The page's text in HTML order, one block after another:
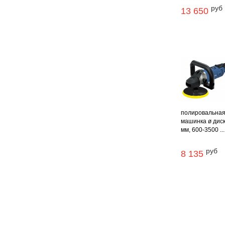
13 650 руб
машинка ø
мм, 600-3500 ...
8 135 руб